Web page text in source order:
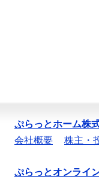
ぷらっとホーム株
会社概要
株主・
ぷらっとオンライ